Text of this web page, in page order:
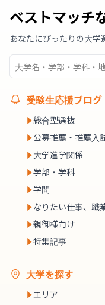
ベストマッチ
あなたにぴったりの大学
受験生応援ブログ
総合型選抜
公募推薦・推薦入
大学進学関係
学部・学科
学問
なりたい仕事、職
親御様向け
特集記事
大学を探す
エリア